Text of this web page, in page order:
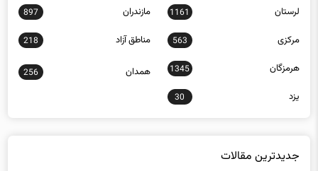
لرستان 1161 مازندران 897
مرکزی 563 مناطق آزاد 218
هرمزگان 1345 همدان 256
یزد 30
جدیدترین مقالات